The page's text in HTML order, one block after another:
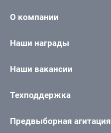
О компании
Наши награды
Наши вакансии
Техподдержка
Предвыборная агитация